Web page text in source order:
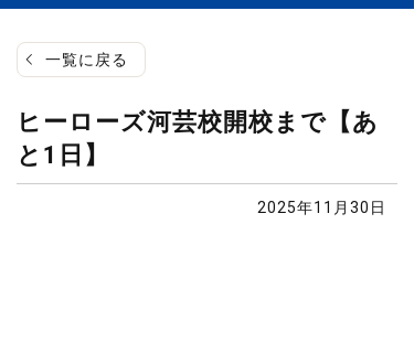
一覧に戻る
ヒーローズ河芸校開校まで【あ
と1日】
2025年11月30日